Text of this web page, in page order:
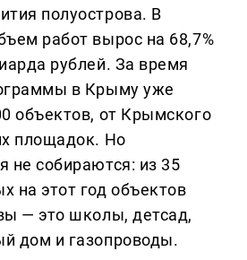
полуострова. В
работ вырос на 68,7%
рублей. За время
в Крыму уже
объектов, от Крымского
площадок. Но
не собираются: из 35
на этот год объектов
— это школы, детсад,
дом и газопроводы.